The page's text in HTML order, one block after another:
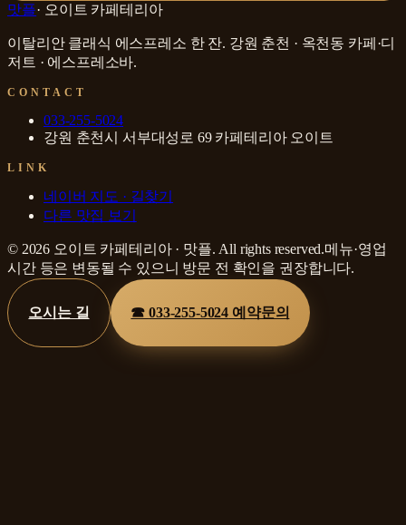
맛플· 오이트 카페테리아
이탈리안 클래식 에스프레소 한 잔. 강원 춘천 · 옥천동 카페·디
저트 · 에스프레소바.
CONTACT
033-255-5024
강원 춘천시 서부대성로 69 카페테리아 오이트
LINK
네이버 지도 · 길찾기
다른 맛집 보기
© 2026 오이트 카페테리아· 맛플. All rights reserved.메뉴·영업
시간 등은 변동될 수 있으니 방문 전 확인을 권장합니다.
오시는 길 ☎033-255-5024 예약문의